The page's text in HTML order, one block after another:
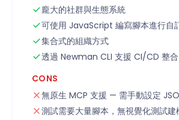
龐大的社群與生態系統
可使用 JavaScript 編寫腳本進行自
集合式的組織方式
透過 Newman CLI 支援 CI/CD 整合
CONS
無原生 MCP 支援 — 需手動設定
測試需要大量腳本，無視覺化測試建